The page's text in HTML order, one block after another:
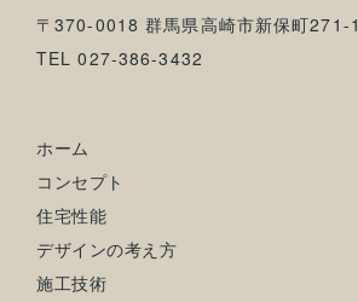
〒370-0018 群馬県高崎市新保町271-1
TEL 027-386-3432
ホーム
コンセプト
住宅性能
デザインの考え方
施工技術